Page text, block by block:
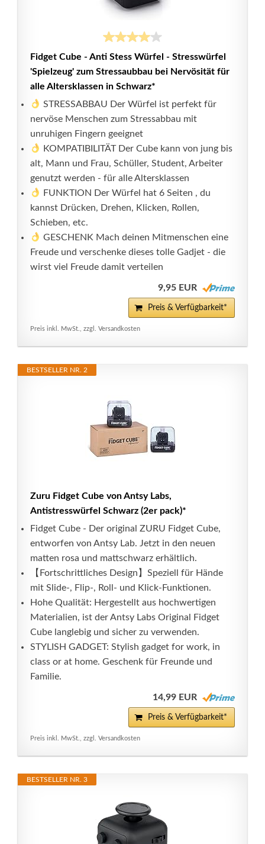
Fidget Cube - Anti Stess Würfel - Stresswürfel
'Spielzeug' zum Stressaubbau bei Nervösität für
alle Altersklassen in Schwarz*
STRESSABBAU Der Würfel ist perfekt für
nervöse Menschen zum Stressabbau mit
unruhigen Fingern geeignet
KOMPATIBILITÄT Der Cube kann von jung bis
alt, Mann und Frau, Schüller, Student, Arbeiter
genutzt werden - für alle Altersklassen
FUNKTION Der Würfel hat 6 Seiten , du
kannst Drücken, Drehen, Klicken, Rollen,
Schieben, etc.
GESCHENK Mach deinen Mitmenschen eine
Freude und verschenke dieses tolle Gadjet - die
wirst viel Freude damit verteilen
9,95 EUR
Preis & Verfügbarkeit*
Preis inkl. MwSt., zzgl. Versandkosten
BESTSELLER NR. 2
Zuru Fidget Cube von Antsy Labs,
Antistresswürfel Schwarz (2er pack)*
Fidget Cube - Der original ZURU Fidget Cube,
entworfen von Antsy Lab. Jetzt in den neuen
matten rosa und mattschwarz erhältlich.
【Fortschrittliches Design】Speziell für Hände
mit Slide-, Flip-, Roll- und Klick-Funktionen.
Hohe Qualität: Hergestellt aus hochwertigen
Materialien, ist der Antsy Labs Original Fidget
Cube langlebig und sicher zu verwenden.
STYLISH GADGET: Stylish gadget for work, in
class or at home. Geschenk für Freunde und
Familie.
14,99 EUR
Preis & Verfügbarkeit*
Preis inkl. MwSt., zzgl. Versandkosten
BESTSELLER NR. 3